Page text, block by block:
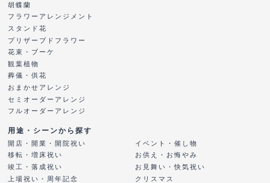
胡蝶蘭
フラワーアレンジメント
スタンド花
プリザーブドフラワー
花束・ブーケ
観葉植物
葬儀・供花
おまかせアレンジ
セミオーダーアレンジ
フルオーダーアレンジ
用途・シーンから探す
開店・開業・開院祝い
移転・増床祝い
竣工・落成祝い
上場祝い・周年記念
イベント・催し物
お供え・お悔やみ
お見舞い・快気祝い
クリスマス